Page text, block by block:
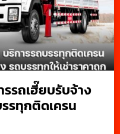
รถเฮี๊ยบรับจ้าง
รรทุกติดเครน